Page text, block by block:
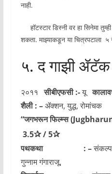
नाही.
हॉटस्टार डिस्नी वर हा सिनेमा
शकता. माझ्याकडून या चित्रपटाला ५
५. द गाझी ॲटॅक
२०११सीबीएफसी :-यू
शैली : –ॲक्शन, युद्ध,
“जगभरून फिल्म्स
3.5✰/5✰
पथकथा : –संकल्प
गुन्नाम गंगाराजू,